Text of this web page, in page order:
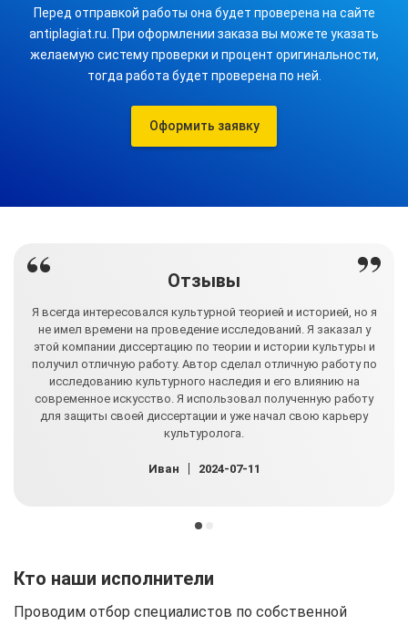
Перед отправкой работы она будет проверена на сайте
antiplagiat.ru. При оформлении заказа вы можете указать
желаемую систему проверки и процент оригинальности,
тогда работа будет проверена по ней.
Оформить заявку
Отзывы
Я всегда интересовался культурной теорией и историей, но я
не имел времени на проведение исследований. Я заказал у
этой компании диссертацию по теории и истории культуры и
получил отличную работу. Автор сделал отличную работу по
исследованию культурного наследия и его влиянию на
современное искусство. Я использовал полученную работу
для защиты своей диссертации и уже начал свою карьеру
культуролога.
Иван 2024-07-11
Кто наши исполнители
Проводим отбор специалистов по собственной